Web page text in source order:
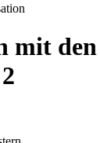
mit